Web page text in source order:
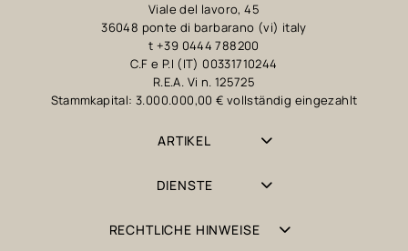
Viale del lavoro, 45
36048 ponte di barbarano (vi) italy
t +39 0444 788200
C.F e P.I (IT) 00331710244
R.E.A. Vi n. 125725
Stammkapital: 3.000.000,00 € vollständig eingezahlt
ARTIKEL
DIENSTE
RECHTLICHE HINWEISE